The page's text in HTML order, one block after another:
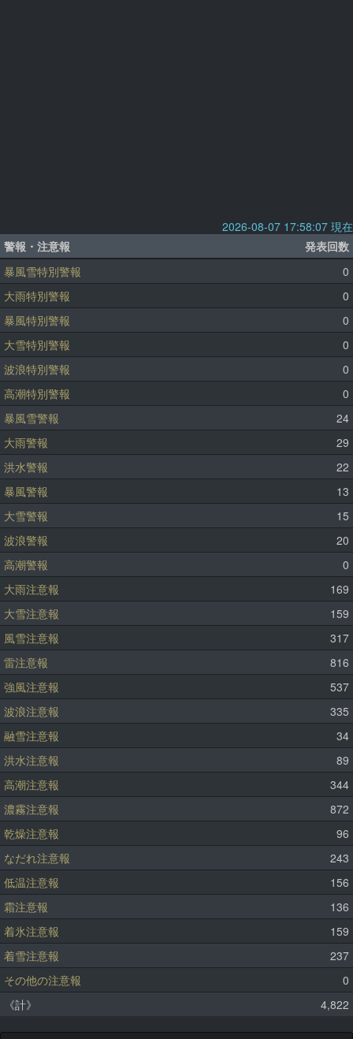
2026-08-07 17:58:07 現在
警報・注意報
発表回数
暴風雪特別警報
0
大雨特別警報
0
暴風特別警報
0
大雪特別警報
0
波浪特別警報
0
高潮特別警報
0
暴風雪警報
24
大雨警報
29
洪水警報
22
暴風警報
13
大雪警報
15
波浪警報
20
高潮警報
0
大雨注意報
169
大雪注意報
159
風雪注意報
317
雷注意報
816
強風注意報
537
波浪注意報
335
融雪注意報
34
洪水注意報
89
高潮注意報
344
濃霧注意報
872
乾燥注意報
96
なだれ注意報
243
低温注意報
156
霜注意報
136
着氷注意報
159
着雪注意報
237
その他の注意報
0
《計》
4,822